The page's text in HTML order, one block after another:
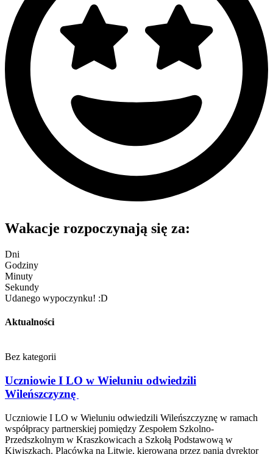
Wakacje rozpoczynają się za:
Dni
Godziny
Minuty
Sekundy
Udanego wypoczynku! :D
Aktualności
Bez kategorii
Uczniowie I LO w Wieluniu odwiedzili
Wileńszczyznę
Uczniowie I LO w Wieluniu odwiedzili Wileńszczyznę w ramach
współpracy partnerskiej pomiędzy Zespołem Szkolno-
Przedszkolnym w Kraszkowicach a Szkołą Podstawową w
Kiwiszkach. Placówka na Litwie, kierowana przez panią dyrektor